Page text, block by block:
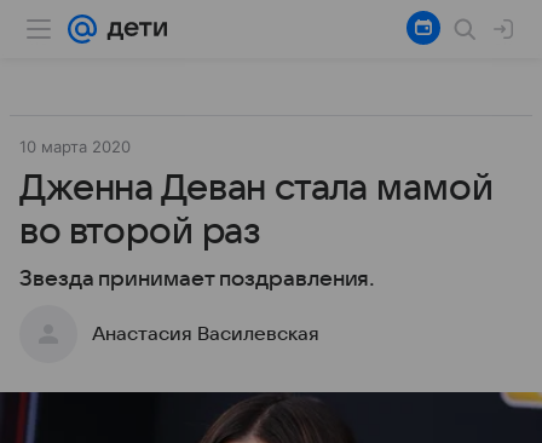
10 марта 2020
Дженна Деван стала мамой
во второй раз
Звезда принимает поздравления.
Анастасия Василевская